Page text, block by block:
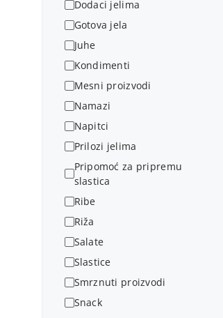
Dodaci jelima
Gotova jela
Juhe
Kondimenti
Mesni proizvodi
Namazi
Napitci
Prilozi jelima
Pripomoć za pripremu
slastica
Ribe
Riža
Salate
Slastice
Smrznuti proizvodi
Snack